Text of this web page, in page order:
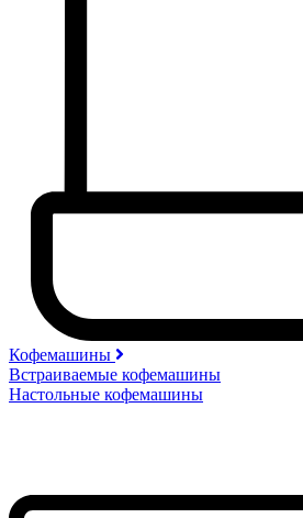
Кофемашины
Встраиваемые кофемашины
Настольные кофемашины